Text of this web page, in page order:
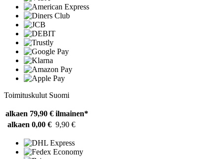
Toimituskulut Suomi
alkaen 79,90 € ilmainen*
alkaen 0,00 € 9,90 €